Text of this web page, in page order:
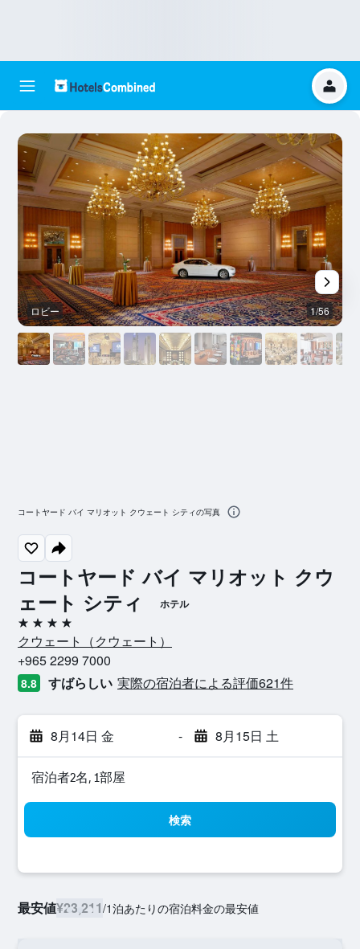
コートヤード バイ マリオット クウ
ェート シティ
ホテル
4つ星
クウェート​（クウェート​）​
+965 2299 7000
8.8 すばらしい 実際の宿泊者による評価621​件
8月14日 金 - 8月15日 土
宿泊者2名, 1​部屋
検索
最安値¥23,211/1泊あたりの宿泊料金の最安値
ロビー 1/56
コートヤード バイ マリオット クウェート シティの写真